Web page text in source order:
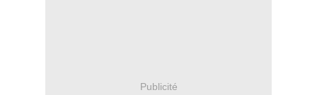
Publicité